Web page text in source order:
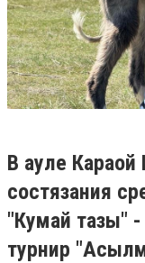
В ауле
состязания
"Кумай тазы"
турнир